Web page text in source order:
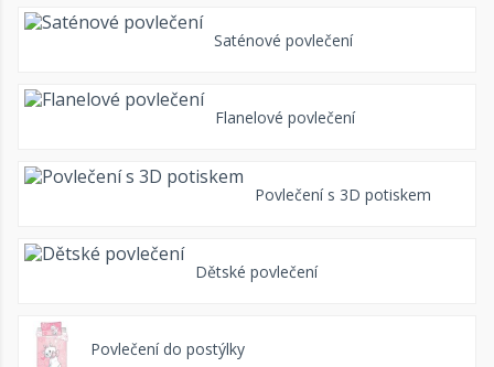
Saténové povlečení
Flanelové povlečení
Povlečení s 3D potiskem
Dětské povlečení
Povlečení do postýlky